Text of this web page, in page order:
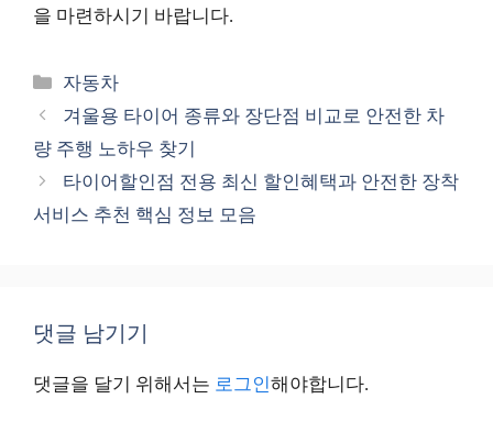
을 마련하시기 바랍니다.
카
테
리
자동차
겨울용 타이어 종류와 장단점 비교로 안전한 차
량 주행 노하우 찾기
타이어할인점 전용 최신 할인혜택과 안전한 장착
서비스 추천 핵심 정보 모음
댓글 남기기
댓글을 달기 위해서는 로그인해야합니다.